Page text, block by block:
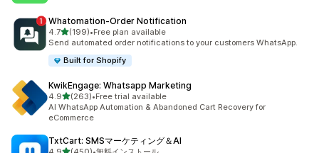
Whatomation‑Order Notification
4.75つ星中
(199)
合計レビュー数：199件
•Free plan available
Send automated order notifications to your customers WhatsApp.
Built for Shopify
KwikEngage: Whatsapp Marketing
4.95つ星中
(263)
合計レビュー数：263件
•Free trial available
AI WhatsApp Automation & Abandoned Cart Recovery for
eCommerce
TxtCart: SMSマーケティング＆AI
5つ星中